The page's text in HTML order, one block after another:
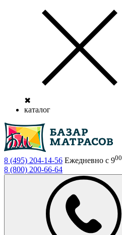
✖
каталог
8 (495) 204-14-56 Ежедневно с 900
8 (800) 200-66-64